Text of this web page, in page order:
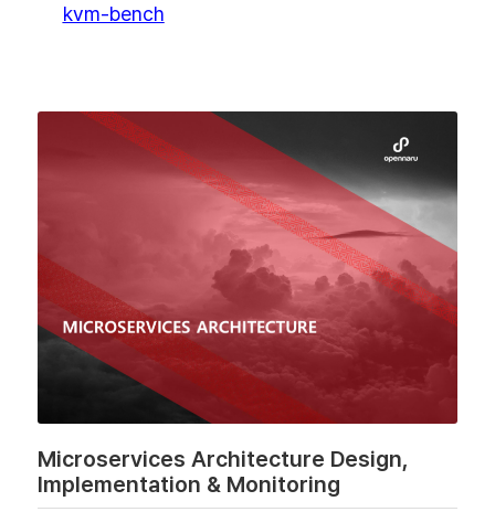
kvm-bench
Microservices Architecture Design,
Implementation & Monitoring